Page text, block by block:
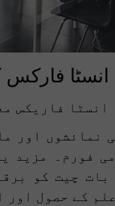
انسٹا
انسٹا فاریکس
سے خصوصی
فورم۔
چیت کو
کے حصول اور